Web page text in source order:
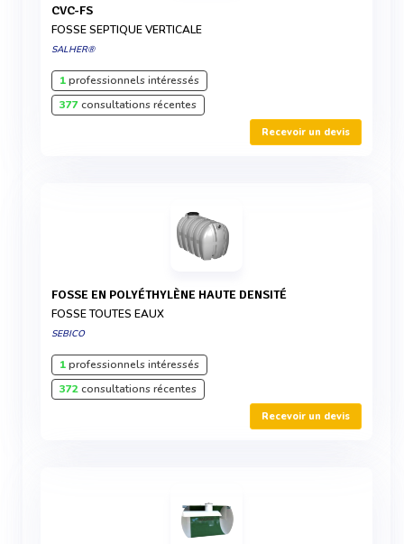
CVC-FS
FOSSE SEPTIQUE VERTICALE
SALHER®
1professionnels intéressés
377consultations récentes
Recevoir un devis
FOSSE EN POLYÉTHYLÈNE HAUTE DENSITÉ
FOSSE TOUTES EAUX
SEBICO
1professionnels intéressés
372consultations récentes
Recevoir un devis